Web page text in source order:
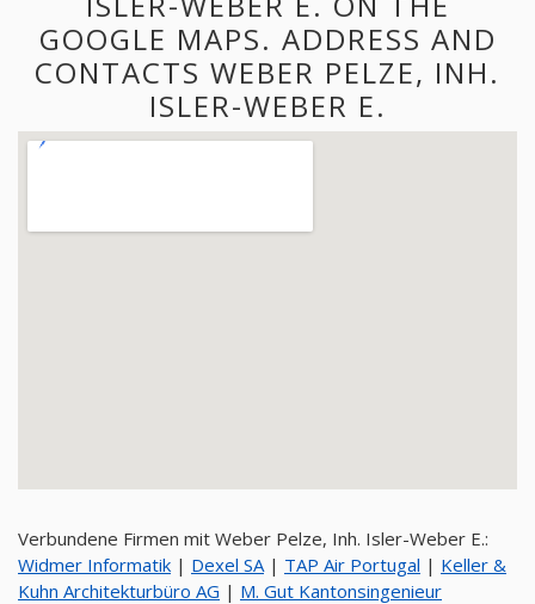
GOOGLE MAPS. ADDRESS AND
CONTACTS WEBER PELZE, INH.
ISLER-WEBER E.
Verbundene Firmen mit Weber Pelze, Inh. Isler-Weber E.:
Widmer Informatik | Dexel SA | TAP Air Portugal | Keller &
Kuhn Architekturbüro AG | M. Gut Kantonsingenieur